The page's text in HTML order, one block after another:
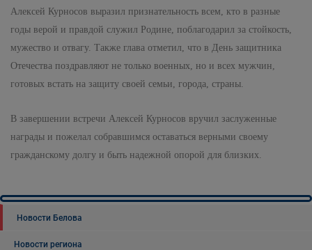
Алексей Курносов выразил признательность всем, кто в разные
годы верой и правдой служил Родине, поблагодарил за стойкость,
мужество и отвагу. Также глава отметил, что в День защитника
Отечества поздравляют не только военных, но и всех мужчин,
готовых встать на защиту своей семьи, города, страны.
В завершении встречи Алексей Курносов вручил заслуженные
награды и пожелал собравшимся оставаться верными своему
гражданскому долгу и быть надежной опорой для близких.
Новости Белова
Новости региона